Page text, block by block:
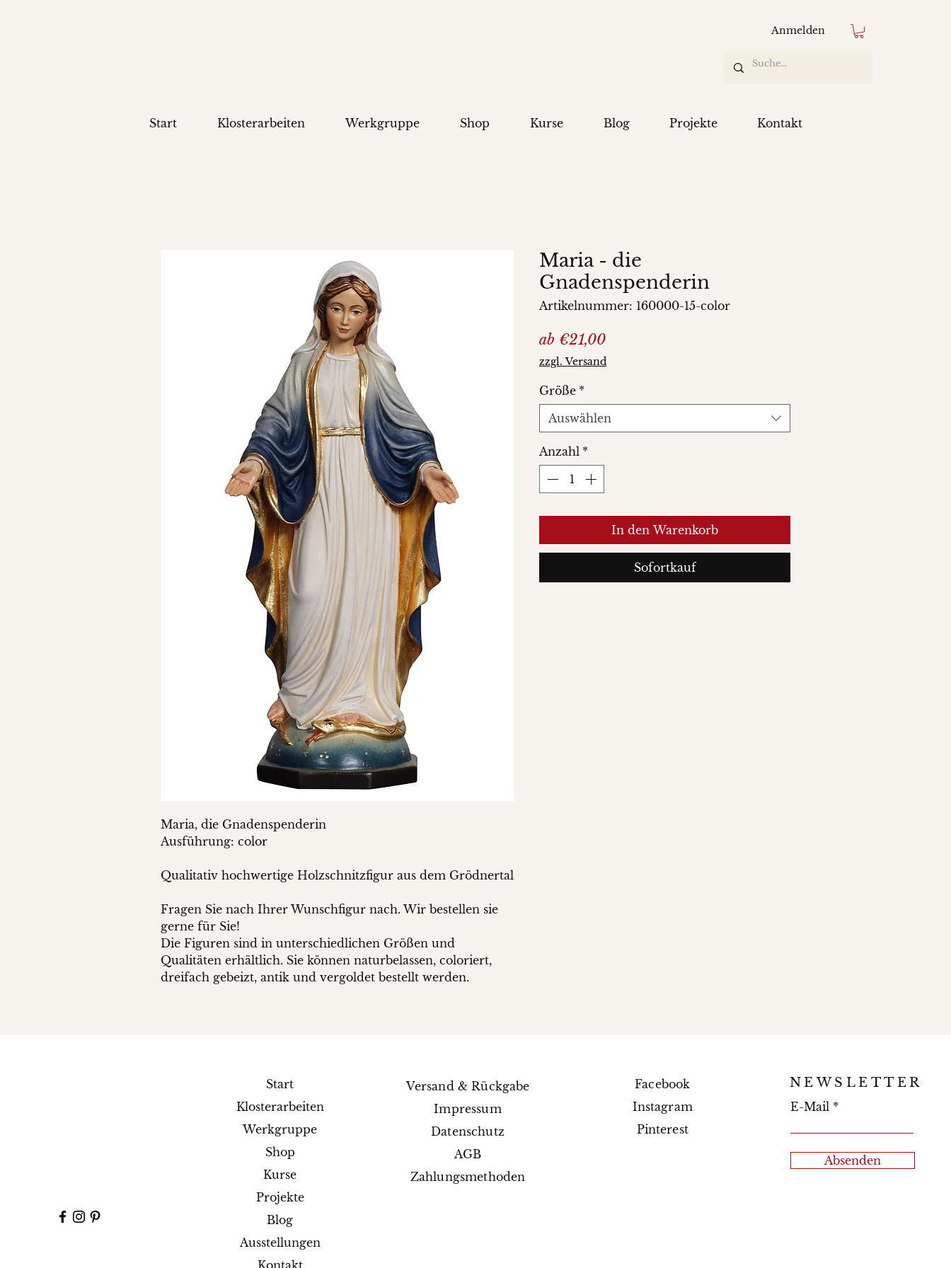
Anmelden
Start Klosterarbeiten Werkgruppe Shop Kurse Blog Projekte Kontakt
Maria, die Gnadenspenderin
Ausführung: color
Qualitativ hochwertige Holzschnitzfigur aus dem Grödnertal
Fragen Sie nach Ihrer Wunschfigur nach. Wir bestellen sie
gerne für Sie!
Die Figuren sind in unterschiedlichen Größen und
Qualitäten erhältlich. Sie können naturbelassen, coloriert,
dreifach gebeizt, antik und vergoldet bestellt werden.
Maria - die
Gnadenspenderin
Artikelnummer: 160000-15-color
ab €21,00Sale-
Preis
zzgl. Versand
Größe *
Auswählen
Anzahl *
In den Warenkorb
Sofortkauf
Start
Klosterarbeiten
Werkgruppe
Shop
Kurse
Projekte
Blog
Ausstellungen
Kontakt
Versand & Rückgabe
Impressum
Datenschutz
AGB
Zahlungsmethoden
Facebook
Instagram
Pinterest
NEWSLETTER
E-Mail
Absenden